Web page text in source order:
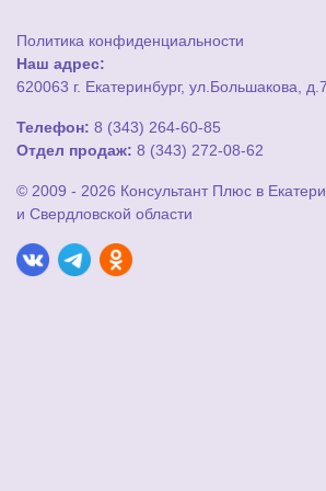
Политика конфиденциальности
Наш адрес:
620063 г. Екатеринбург, ул.Большакова,
Телефон: 8 (343) 264-60-85
Отдел продаж: 8 (343) 272-08-62
© 2009 - 2026 Консультант Плюс в
и Свердловской области